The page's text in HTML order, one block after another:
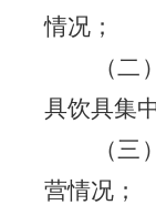
情况；
（
具饮具集
（
营情况；